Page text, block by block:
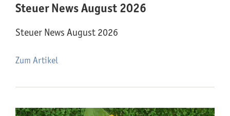
Steuer News August 2026
Steuer News August 2026
Zum Artikel